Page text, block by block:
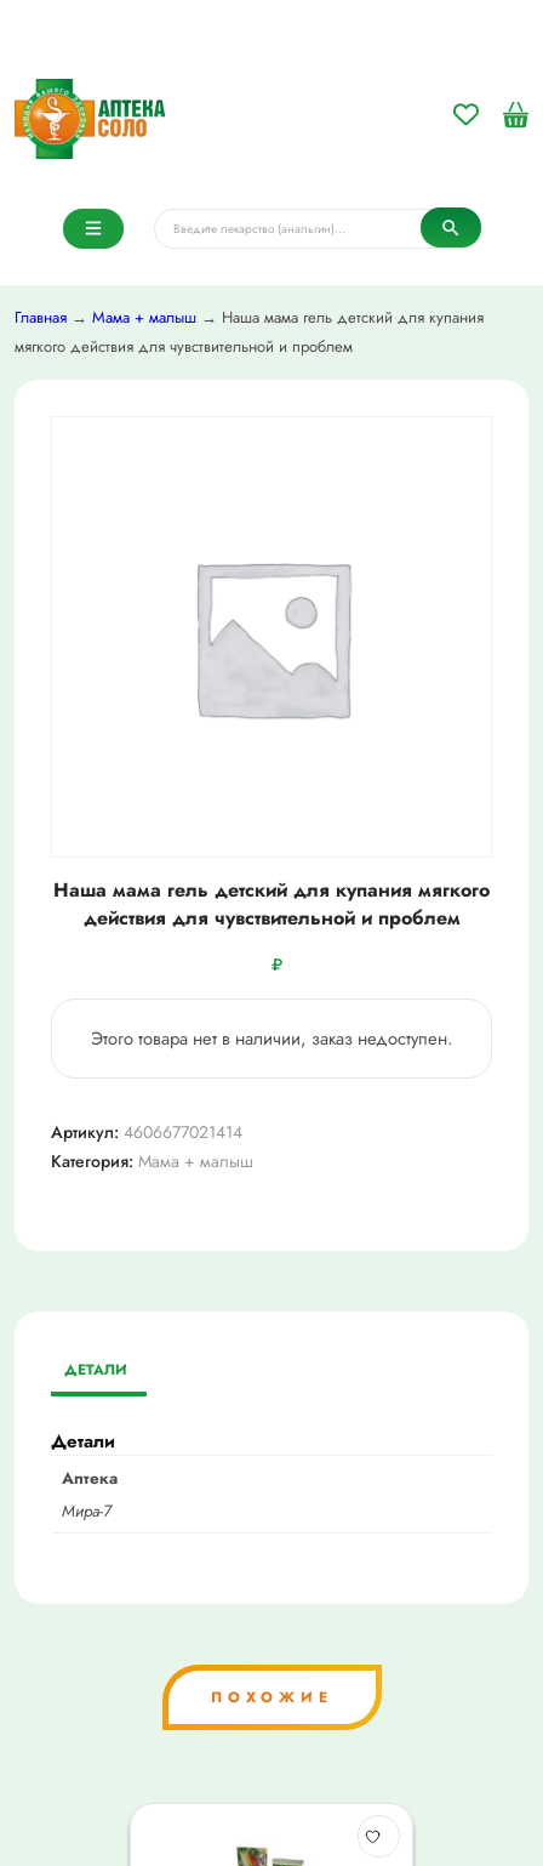
Главная → Мама + малыш → Наша мама гель детский для купания
мягкого действия для чувствительной и проблем
Наша мама гель детский для купания мягкого
действия для чувствительной и проблем
₽
Этого товара нет в наличии, заказ недоступен.
Артикул: 4606677021414
Категория: Мама + малыш
ДЕТАЛИ
Детали
Аптека
Мира-7
ПОХОЖИЕ